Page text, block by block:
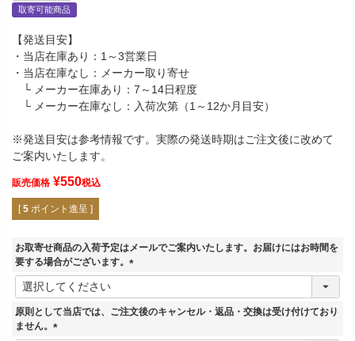
取寄可能商品
【発送目安】
・当店在庫あり：1～3営業日
・当店在庫なし：メーカー取り寄せ
└ メーカー在庫あり：7～14日程度
└ メーカー在庫なし：入荷次第（1～12か月目安）
※発送目安は参考情報です。実際の発送時期はご注文後に改めて
ご案内いたします。
販売価格 ¥550税込
[ 5 ポイント進呈 ]
お取寄せ商品の入荷予定はメールでご案内いたします。お届けにはお時間を
要する場合がございます。
(
須
原則として当店では、ご注文後のキャンセル・返品・交換は受け付けており
ません。